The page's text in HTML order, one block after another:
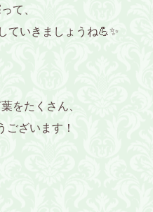
て、
ていきましょうね💪✨
をたくさん、
ございます！